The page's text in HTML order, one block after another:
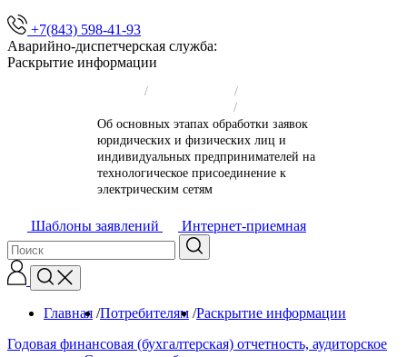
+7(843) 598-41-93
Аварийно-диспетчерская служба:
Раскрытие информации
/
/
/
Об основных этапах обработки заявок
юридических и физических лиц и
индивидуальных предпринимателей на
технологическое присоединение к
электрическим сетям
Шаблоны заявлений Интернет-приемная
Главная /Потребителям /Раскрытие информации
Годовая финансовая (бухгалтерская) отчетность, аудиторское